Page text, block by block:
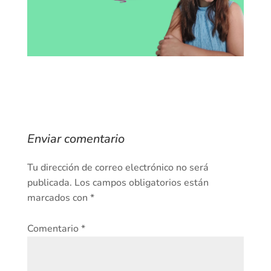
Enviar comentario
Tu dirección de correo electrónico no será
publicada. Los campos obligatorios están
marcados con *
Comentario*